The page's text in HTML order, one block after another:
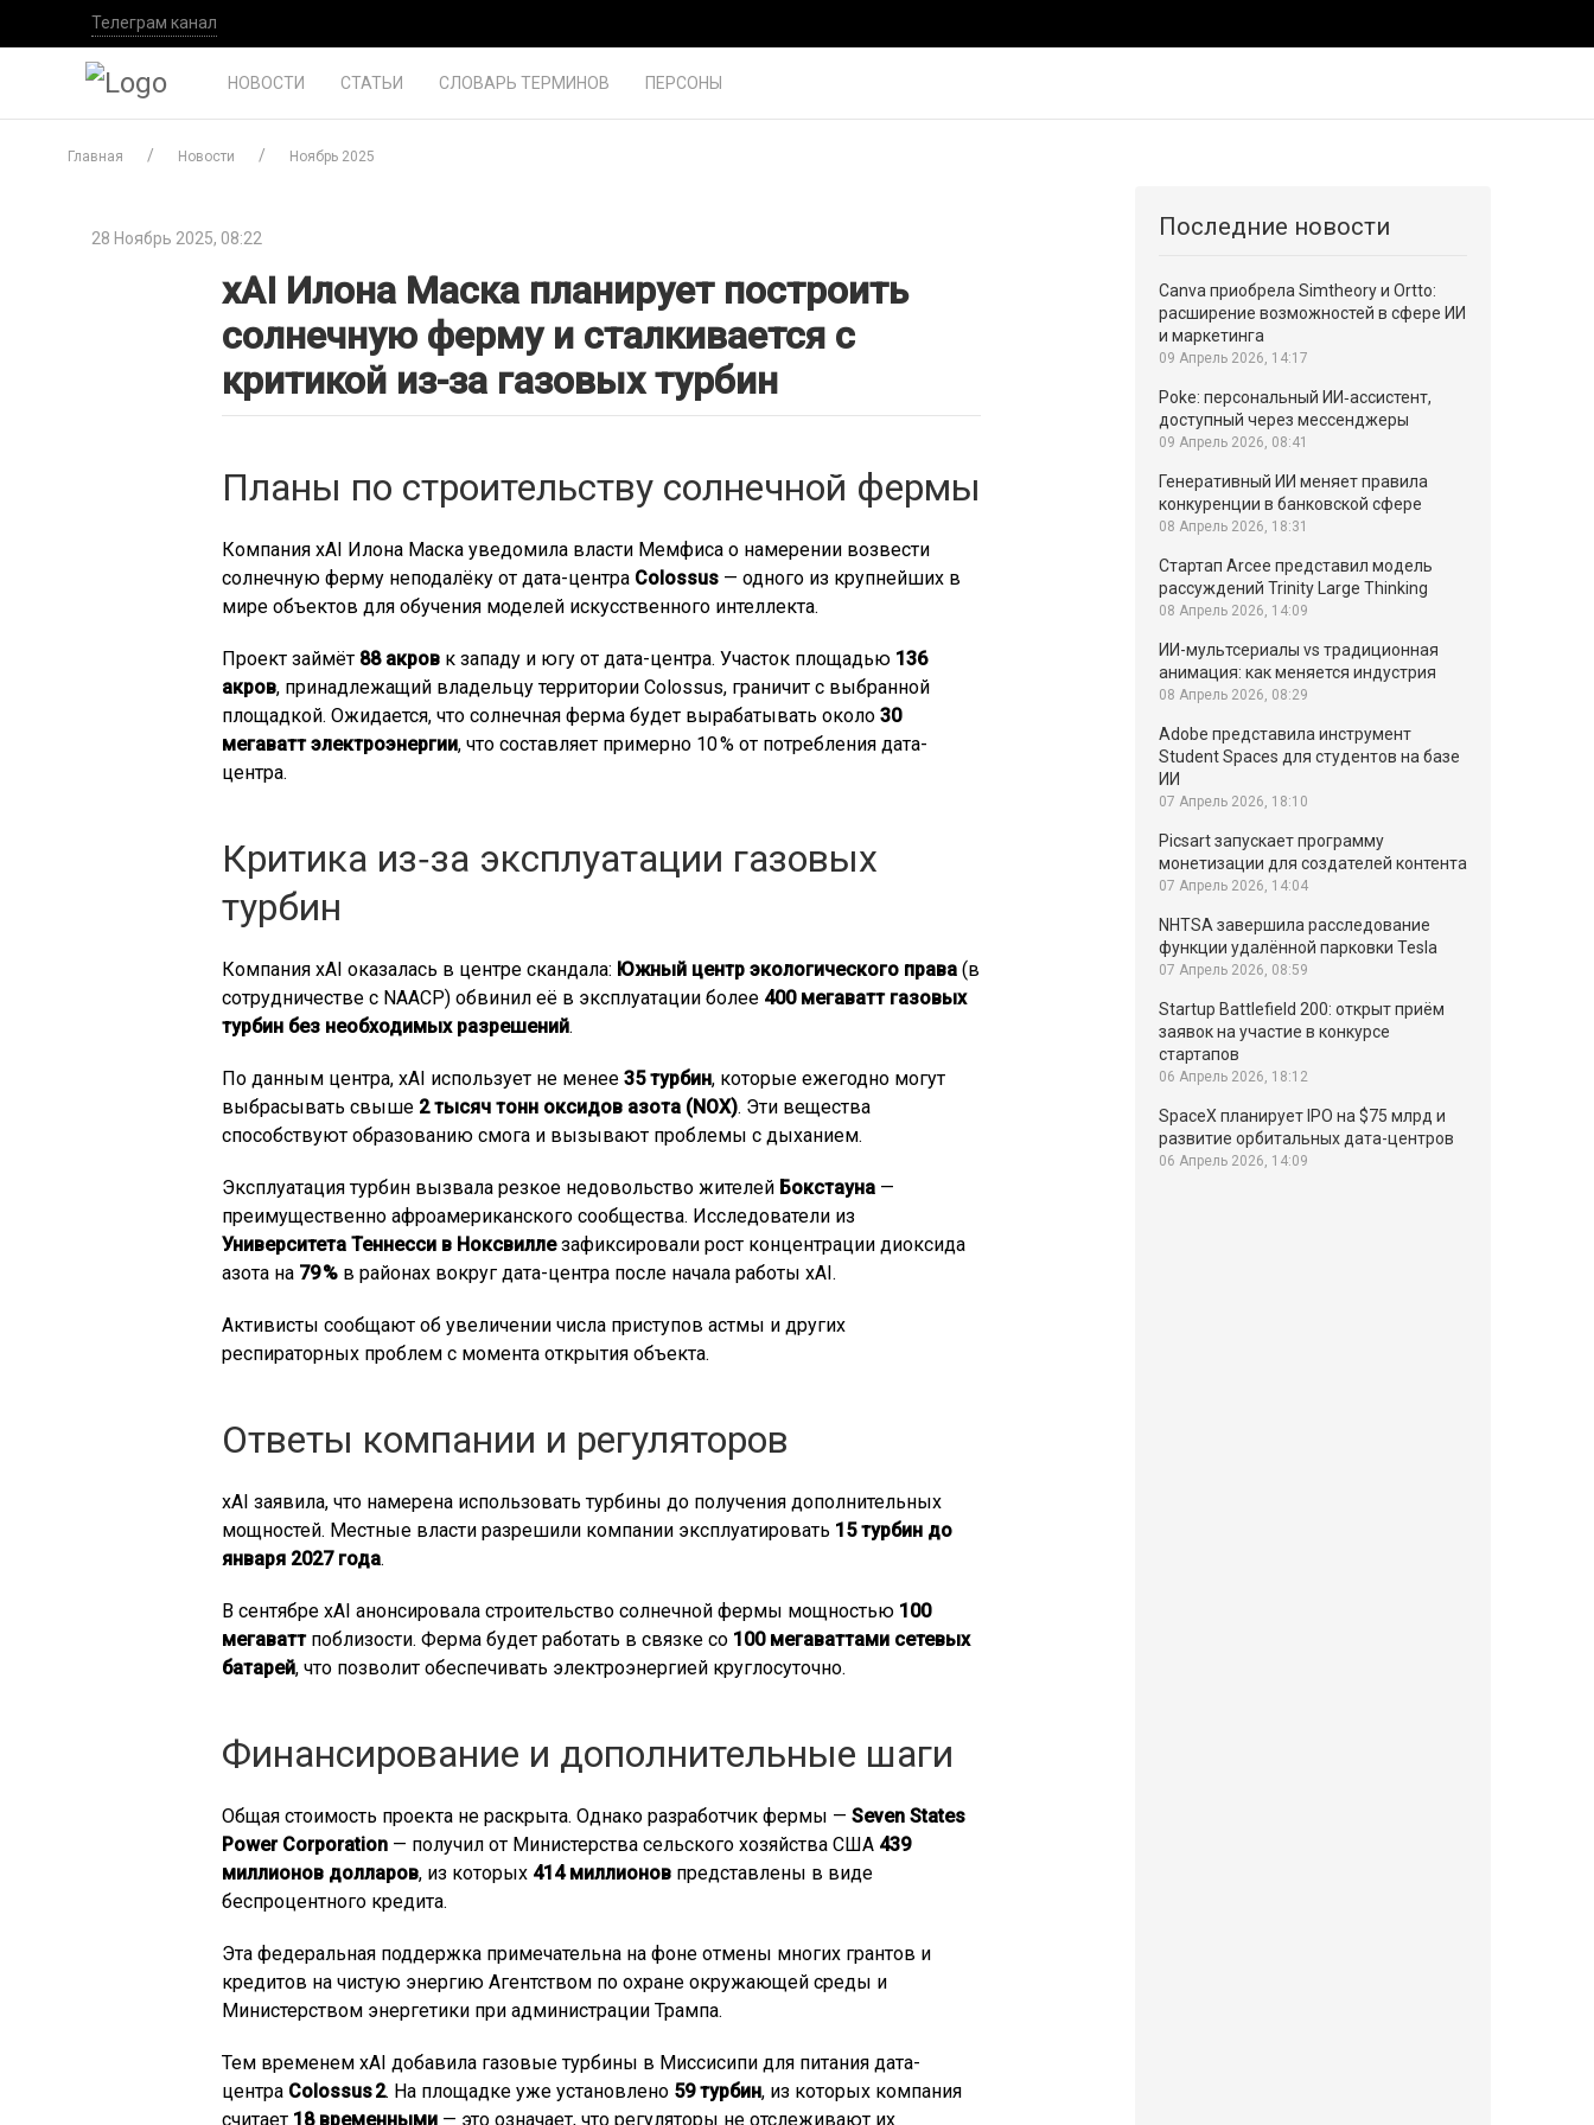
Телеграм канал
НОВОСТИ СТАТЬИ СЛОВАРЬ ТЕРМИНОВ ПЕРСОНЫ
Главная Новости Ноябрь 2025
28 Ноябрь 2025, 08:22
xAI Илона Маска планирует построить
солнечную ферму и сталкивается с
критикой из-за газовых турбин
Планы по строительству солнечной фермы
Компания xAI Илона Маска уведомила власти Мемфиса о намерении возвести
солнечную ферму неподалёку от дата-центра Colossus — одного из крупнейших в
мире объектов для обучения моделей искусственного интеллекта.
Проект займёт 88 акров к западу и югу от дата-центра. Участок площадью 136
акров, принадлежащий владельцу территории Colossus, граничит с выбранной
площадкой. Ожидается, что солнечная ферма будет вырабатывать около 30
мегаватт электроэнергии, что составляет примерно 10 % от потребления дата-
центра.
Критика из‑за эксплуатации газовых
турбин
Компания xAI оказалась в центре скандала: Южный центр экологического права (в
сотрудничестве с NAACP) обвинил её в эксплуатации более 400 мегаватт газовых
турбин без необходимых разрешений.
По данным центра, xAI использует не менее 35 турбин, которые ежегодно могут
выбрасывать свыше 2 тысяч тонн оксидов азота (NOX). Эти вещества
способствуют образованию смога и вызывают проблемы с дыханием.
Эксплуатация турбин вызвала резкое недовольство жителей Бокстауна —
преимущественно афроамериканского сообщества. Исследователи из
Университета Теннесси в Ноксвиллезафиксировали рост концентрации диоксида
азота на 79 % в районах вокруг дата-центра после начала работы xAI.
Активисты сообщают об увеличении числа приступов астмы и других
респираторных проблем с момента открытия объекта.
Ответы компании и регуляторов
xAI заявила, что намерена использовать турбины до получения дополнительных
мощностей. Местные власти разрешили компании эксплуатировать 15 турбин до
января 2027 года.
В сентябре xAI анонсировала строительство солнечной фермы мощностью 100
мегаваттпоблизости. Ферма будет работать в связке со 100 мегаваттами сетевых
батарей, что позволит обеспечивать электроэнергией круглосуточно.
Финансирование и дополнительные шаги
Общая стоимость проекта не раскрыта. Однако разработчик фермы — Seven States
Power Corporation — получил от Министерства сельского хозяйства США 439
миллионов долларов, из которых 414 миллионов представлены в виде
беспроцентного кредита.
Эта федеральная поддержка примечательна на фоне отмены многих грантов и
кредитов на чистую энергию Агентством по охране окружающей среды и
Министерством энергетики при администрации Трампа.
Тем временем xAI добавила газовые турбины в Миссисипи для питания дата-
центра Colossus 2. На площадке уже установлено 59 турбин, из которых компания
считает 18 временными — это означает, что регуляторы не отслеживают их
Последние новости
Canva приобрела Simtheory и Ortto:
расширение возможностей в сфере ИИ
и маркетинга
09 Апрель 2026, 14:17
Poke: персональный ИИ‑ассистент,
доступный через мессенджеры
09 Апрель 2026, 08:41
Генеративный ИИ меняет правила
конкуренции в банковской сфере
08 Апрель 2026, 18:31
Стартап Arcee представил модель
рассуждений Trinity Large Thinking
08 Апрель 2026, 14:09
ИИ-мультсериалы vs традиционная
анимация: как меняется индустрия
08 Апрель 2026, 08:29
Adobe представила инструмент
Student Spaces для студентов на базе
ИИ
07 Апрель 2026, 18:10
Picsart запускает программу
монетизации для создателей контента
07 Апрель 2026, 14:04
NHTSA завершила расследование
функции удалённой парковки Tesla
07 Апрель 2026, 08:59
Startup Battlefield 200: открыт приём
заявок на участие в конкурсе
стартапов
06 Апрель 2026, 18:12
SpaceX планирует IPO на $75 млрд и
развитие орбитальных дата-центров
06 Апрель 2026, 14:09